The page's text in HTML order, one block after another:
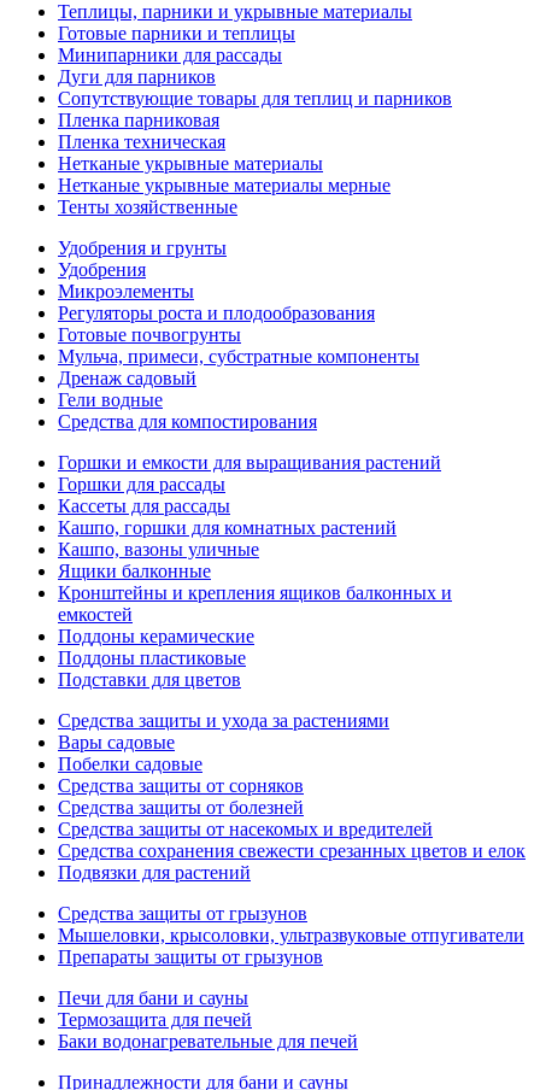
Теплицы, парники и укрывные материалы
Готовые парники и теплицы
Минипарники для рассады
Дуги для парников
Сопутствующие товары для теплиц и парников
Пленка парниковая
Пленка техническая
Нетканые укрывные материалы
Нетканые укрывные материалы мерные
Тенты хозяйственные
Удобрения и грунты
Удобрения
Микроэлементы
Регуляторы роста и плодообразования
Готовые почвогрунты
Мульча, примеси, субстратные компоненты
Дренаж садовый
Гели водные
Средства для компостирования
Горшки и емкости для выращивания растений
Горшки для рассады
Кассеты для рассады
Кашпо, горшки для комнатных растений
Кашпо, вазоны уличные
Ящики балконные
Кронштейны и крепления ящиков балконных и
емкостей
Поддоны керамические
Поддоны пластиковые
Подставки для цветов
Средства защиты и ухода за растениями
Вары садовые
Побелки садовые
Средства защиты от сорняков
Средства защиты от болезней
Средства защиты от насекомых и вредителей
Средства сохранения свежести срезанных цветов и елок
Подвязки для растений
Средства защиты от грызунов
Мышеловки, крысоловки, ультразвуковые отпугиватели
Препараты защиты от грызунов
Печи для бани и сауны
Термозащита для печей
Баки водонагревательные для печей
Принадлежности для бани и сауны